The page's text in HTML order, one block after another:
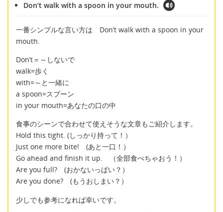
Don’t walk with a spoon in your mouth.
一番シンプルな言い方は Don’t walk with a spoon in your
mouth.
Don’t＝～しないで
walk=歩く
with=～と一緒に
a spoon=スプーン
in your mouth=あなたの口の中
食事のシーンで合わせて使えそうな文章もご紹介します。
Hold this tight. (しっかり持って！）
Just one more bite! (あと一口！）
Go ahead and finish it up. （全部食べちゃおう！）
Are you full? (おかないっぱい？）
Are you done? (もうおしまい？）
少しでも参考になれば幸いです。